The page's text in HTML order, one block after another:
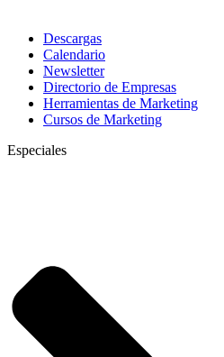
Descargas
Calendario
Newsletter
Directorio de Empresas
Herramientas de Marketing
Cursos de Marketing
Especiales